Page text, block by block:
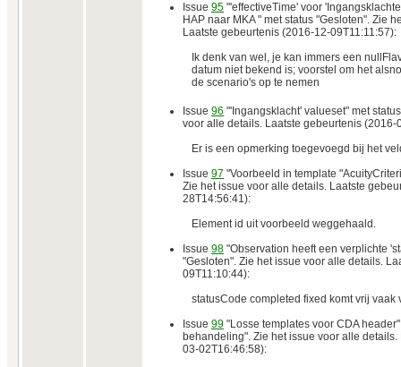
Issue 95 "'effectiveTime' voor
HAP naar MKA " met status "Gesloten". Zie
Laatste gebeurtenis (2016-12-09T11:11:57):
Ik denk van wel, je kan immers een
datum niet bekend is; voorstel om het
de scenario's op te nemen
Issue 96 "'Ingangsklacht' valueset" met
voor alle details. Laatste gebeurtenis (2016-
Er is een opmerking toegevoegd bij het
Issue 97 "Voorbeeld in template
Zie het issue voor alle details. Laatste
28T14:56:41):
Element id uit voorbeeld weggehaald.
Issue 98 "Observation heeft een verplichte
"Gesloten". Zie het issue voor alle details.
09T11:10:44):
statusCode completed fixed komt vrij vaak
Issue 99 "Losse templates voor CDA
behandeling". Zie het issue voor alle
03-02T16:46:58):